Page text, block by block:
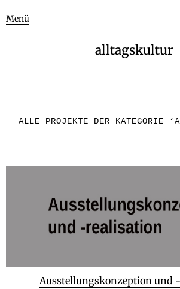
Menü
alltagskultur
ALLE PROJEKTE DER KATEGORIE ‘
Ausstellungskonzeption und